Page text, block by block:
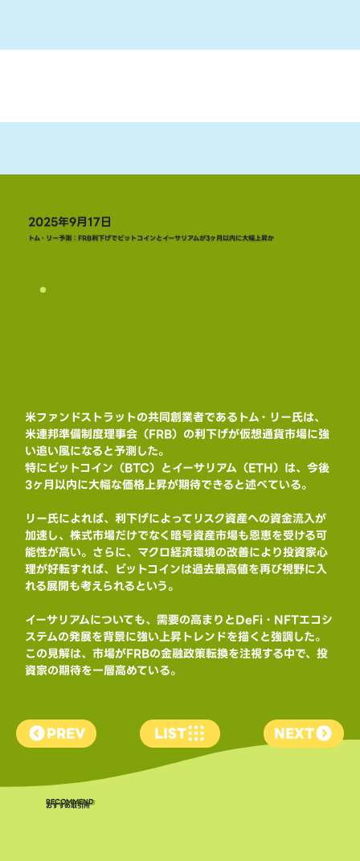
2025年9月17日
トム・リー予測：FRB利下げでビットコインとイーサリアムが3ヶ月以内に大幅上昇か
米ファンドストラットの共同創業者であるトム・リー氏は、
米連邦準備制度理事会（FRB）の利下げが仮想通貨市場に強
い追い風になると予測した。
特にビットコイン（BTC）とイーサリアム（ETH）は、今後
3ヶ月以内に大幅な価格上昇が期待できると述べている。
リー氏によれば、利下げによってリスク資産への資金流入が
加速し、株式市場だけでなく暗号資産市場も恩恵を受ける可
能性が高い。さらに、マクロ経済環境の改善により投資家心
理が好転すれば、ビットコインは過去最高値を再び視野に入
れる展開も考えられるという。
イーサリアムについても、需要の高まりとDeFi・NFTエコシ
ステムの発展を背景に強い上昇トレンドを描くと強調した。
この見解は、市場がFRBの金融政策転換を注視する中で、投
資家の期待を一層高めている。
PREV LIST NEXT
​RECOMMEND
おすすめ取引所